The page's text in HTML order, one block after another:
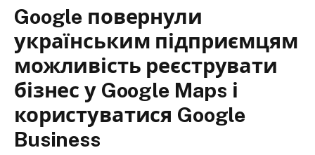
Google повернули
українським підприємцям
можливість реєструвати
бізнес у Google Maps і
користуватися Google
Business